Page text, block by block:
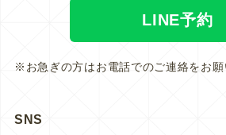
LINE予約
※お急ぎの方はお電話でのご連絡をお願
SNS